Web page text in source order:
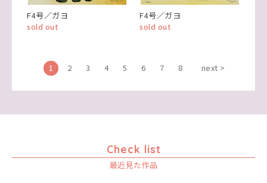
F4号／ガヨ
sold out
F4号／ガヨ
sold out
1 2 3 4 5 6 7 8 next >
Check list
最近見た作品